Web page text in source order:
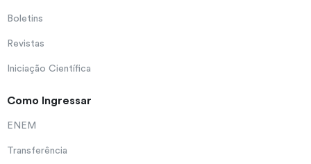
Boletins
Revistas
Iniciação Científica
Como Ingressar
ENEM
Transferência